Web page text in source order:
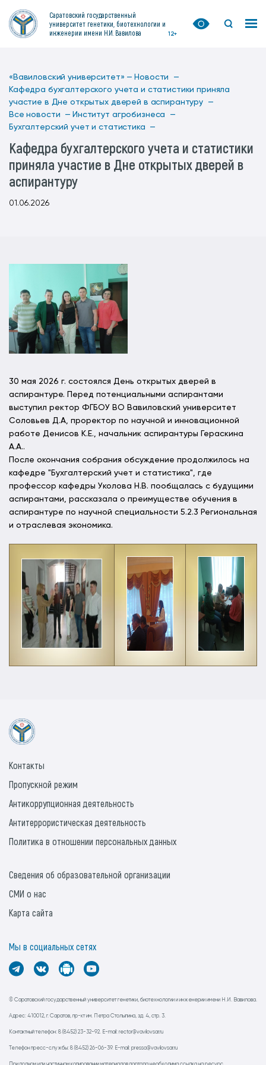
Саратовский государственный
университет генетики, биотехнологии и
инженерии имени Н.И. Вавилова
12+
«Вавиловский университет» — Новости —
Кафедра бухгалтерского учета и статистики приняла
участие в Дне открытых дверей в аспирантуру —
Все новости — Институт агробизнеса —
Бухгалтерский учет и статистика —
Кафедра бухгалтерского учета и статистики
приняла участие в Дне открытых дверей в
аспирантуру
01.06.2026
30 мая 2026 г. состоялся День открытых дверей в
аспирантуре. Перед потенциальными аспирантами
выступил ректор ФГБОУ ВО Вавиловский университет
Соловьев Д.А, проректор по научной и инновационной
работе Денисов К.Е., начальник аспирантуры Гераскина
А.А..
После окончания собрания обсуждение продолжилось на
кафедре "Бухгалтерский учет и статистика", где
профессор кафедры Уколова Н.В. пообщалась с будущими
аспирантами, рассказала о преимуществе обучения в
аспирантуре по научной специальности 5.2.3 Региональная
и отраслевая экономика.
© Саратовский государственный университет генетики, биотехнологии и инженерии имени Н.И. Вавилова.
Адрес: 410012, г. Саратов, пр-кт им. Петра Столыпина, зд. 4, стр. 3.
Контактный телефон: 8 (8452) 23-32-92. E-mail: rector@vavilovsar.ru
Телефон пресс-службы: 8 (8452) 26-06-39. E-mail: pressa@vavilovsar.ru
Контакты
Пропускной режим
Антикоррупционная деятельность
Антитеррористическая деятельность
Политика в отношении персональных данных
Сведения об образовательной организации
СМИ о нас
Карта сайта
Мы в социальных сетях